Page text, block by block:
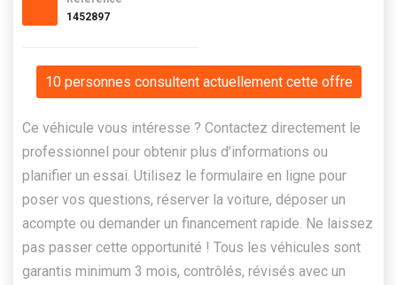
1452897
10 personnes consultent actuellement cette offre
Ce véhicule vous intéresse ? Contactez directement le
professionnel pour obtenir plus d’informations ou
planifier un essai. Utilisez le formulaire en ligne pour
poser vos questions, réserver la voiture, déposer un
acompte ou demander un financement rapide. Ne laissez
pas passer cette opportunité ! Tous les véhicules sont
garantis minimum 3 mois, contrôlés, révisés avec un